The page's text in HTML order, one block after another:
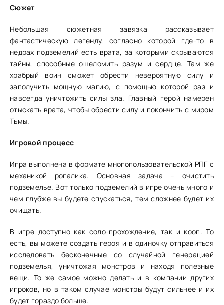
Сюжет
Небольшая сюжетная завязка рассказывает
фантастическую легенду, согласно которой где-то в
недрах подземелий есть врата, за которыми скрываются
тайны, способные ошеломить разум и сердце. Там же
храбрый воин сможет обрести невероятную силу и
заполучить мощную магию, с помощью которой раз и
навсегда уничтожить силы зла. Главный герой намерен
отыскать врата, чтобы обрести силу и покончить с миром
Тьмы.
Игровой процесс
Игра выполнена в формате многопользовательской РПГ с
механикой рогалика. Основная задача – очистить
подземелье. Вот только подземелий в игре очень много и
чем глубже вы будете спускаться, тем сложнее будет их
очищать.
В игре доступно как соло-прохождение, так и кооп. То
есть, вы можете создать героя и в одиночку отправиться
исследовать бесконечные со случайной генерацией
подземелья, уничтожая монстров и находя полезные
вещи. То же самое можно делать и в компании других
игроков, но в таком случае монстры будут сильнее и их
будет гораздо больше.